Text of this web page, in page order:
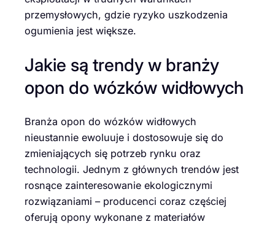
przemysłowych, gdzie ryzyko uszkodzenia
ogumienia jest większe.
Jakie są trendy w branży
opon do wózków widłowych
Branża opon do wózków widłowych
nieustannie ewoluuje i dostosowuje się do
zmieniających się potrzeb rynku oraz
technologii. Jednym z głównych trendów jest
rosnące zainteresowanie ekologicznymi
rozwiązaniami – producenci coraz częściej
oferują opony wykonane z materiałów